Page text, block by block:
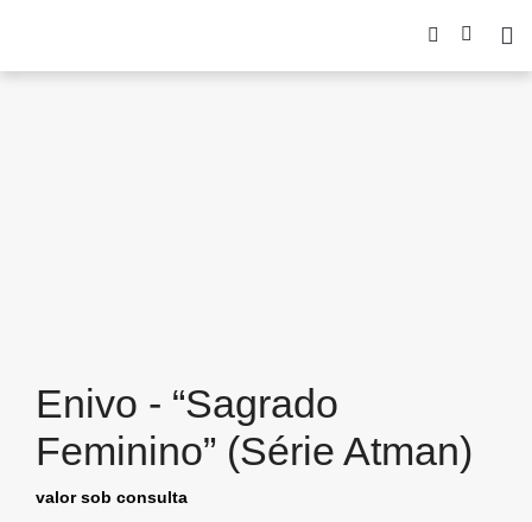
Enivo - “Sagrado
Feminino” (Série Atman)
valor sob consulta